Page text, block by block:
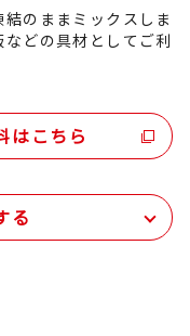
のままミックスしま
どの具材としてご利
はこちら
る